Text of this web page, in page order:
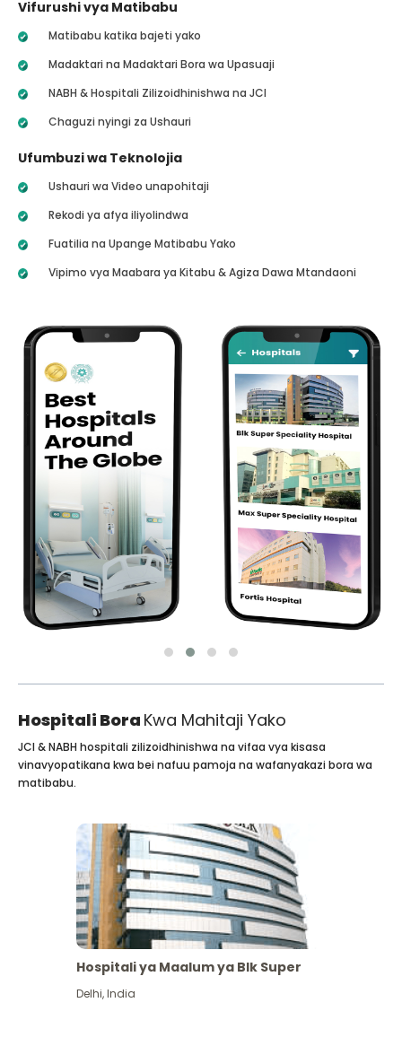
Vifurushi vya Matibabu
Matibabu katika bajeti yako
Madaktari na Madaktari Bora wa Upasuaji
NABH & Hospitali Zilizoidhinishwa na JCI
Chaguzi nyingi za Ushauri
Ufumbuzi wa Teknolojia
Ushauri wa Video unapohitaji
Rekodi ya afya iliyolindwa
Fuatilia na Upange Matibabu Yako
Vipimo vya Maabara ya Kitabu & Agiza Dawa Mtandaoni
Hospitali Bora Kwa Mahitaji Yako
JCI & NABH hospitali zilizoidhinishwa na vifaa vya kisasa
vinavyopatikana kwa bei nafuu pamoja na wafanyakazi bora wa
matibabu.
Hospitali ya Maalum ya Blk Super
Delhi,India